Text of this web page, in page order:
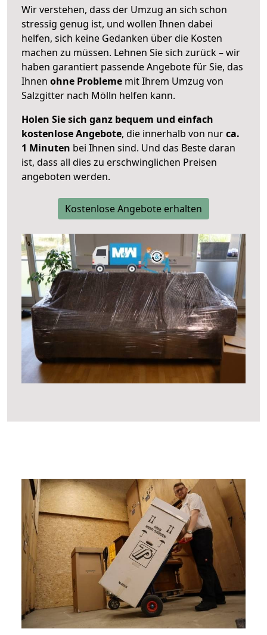
Wir verstehen, dass der Umzug an sich schon
stressig genug ist, und wollen Ihnen dabei
helfen, sich keine Gedanken über die Kosten
machen zu müssen. Lehnen Sie sich zurück – wir
haben garantiert passende Angebote für Sie, das
Ihnen ohne Probleme mit Ihrem Umzug von
Salzgitter nach Mölln helfen kann.
Holen Sie sich ganz bequem und einfach
kostenlose Angebote, die innerhalb von nurca.
1 Minuten bei Ihnen sind. Und das Beste daran
ist, dass all dies zu erschwinglichen Preisen
angeboten werden.
Kostenlose Angebote erhalten